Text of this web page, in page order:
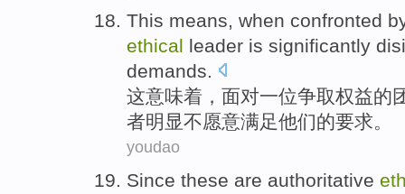
This means when confronted
ethical leader is significantly
demands
这意味着 ， 面对一位争取权益的
者明显不愿意满足他们的要求 。
youdao
Since these are authoritative